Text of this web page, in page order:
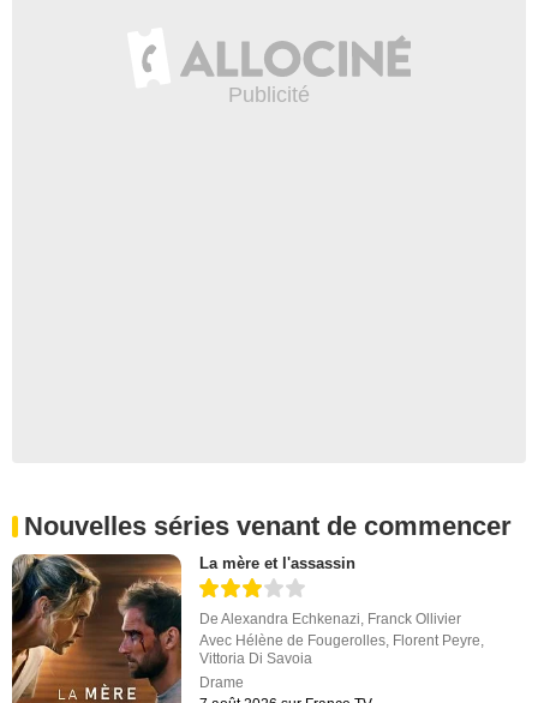
Nouvelles séries venant de commencer
La mère et l'assassin
DeAlexandra Echkenazi, Franck Ollivier
Avec Hélène de Fougerolles, Florent Peyre,
Vittoria Di Savoia
Drame